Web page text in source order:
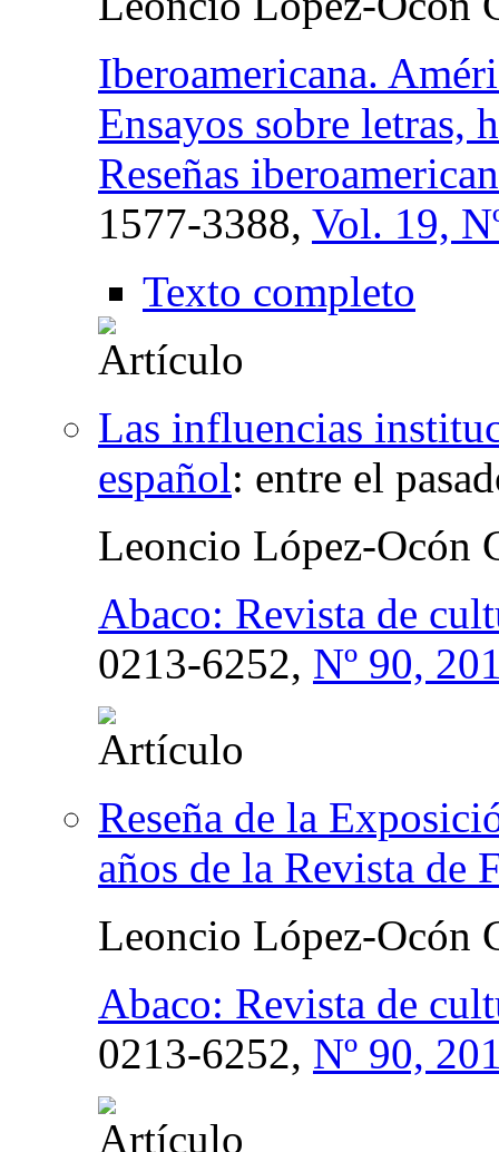
Iberoamericana.
Ensayos sobre letras,
Reseñas
1577-3388, Vol. 19,
Texto completo
Las influencias
español: entre el
Leoncio López-Ocón
Abaco: Revista de
0213-6252, Nº 90,
Reseña de la
años de la Revista de
Leoncio López-Ocón
Abaco: Revista de
0213-6252, Nº 90,